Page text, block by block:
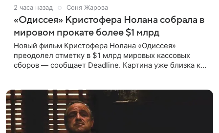
2 часа назад Соня Жарова
«Одиссея» Кристофера Нолана собрала в
мировом прокате более $1 млрд
Новый фильм Кристофера Нолана «Одиссея»
преодолел отметку в $1 млрд мировых кассовых
сборов — сообщает Deadline. Картина уже близка к